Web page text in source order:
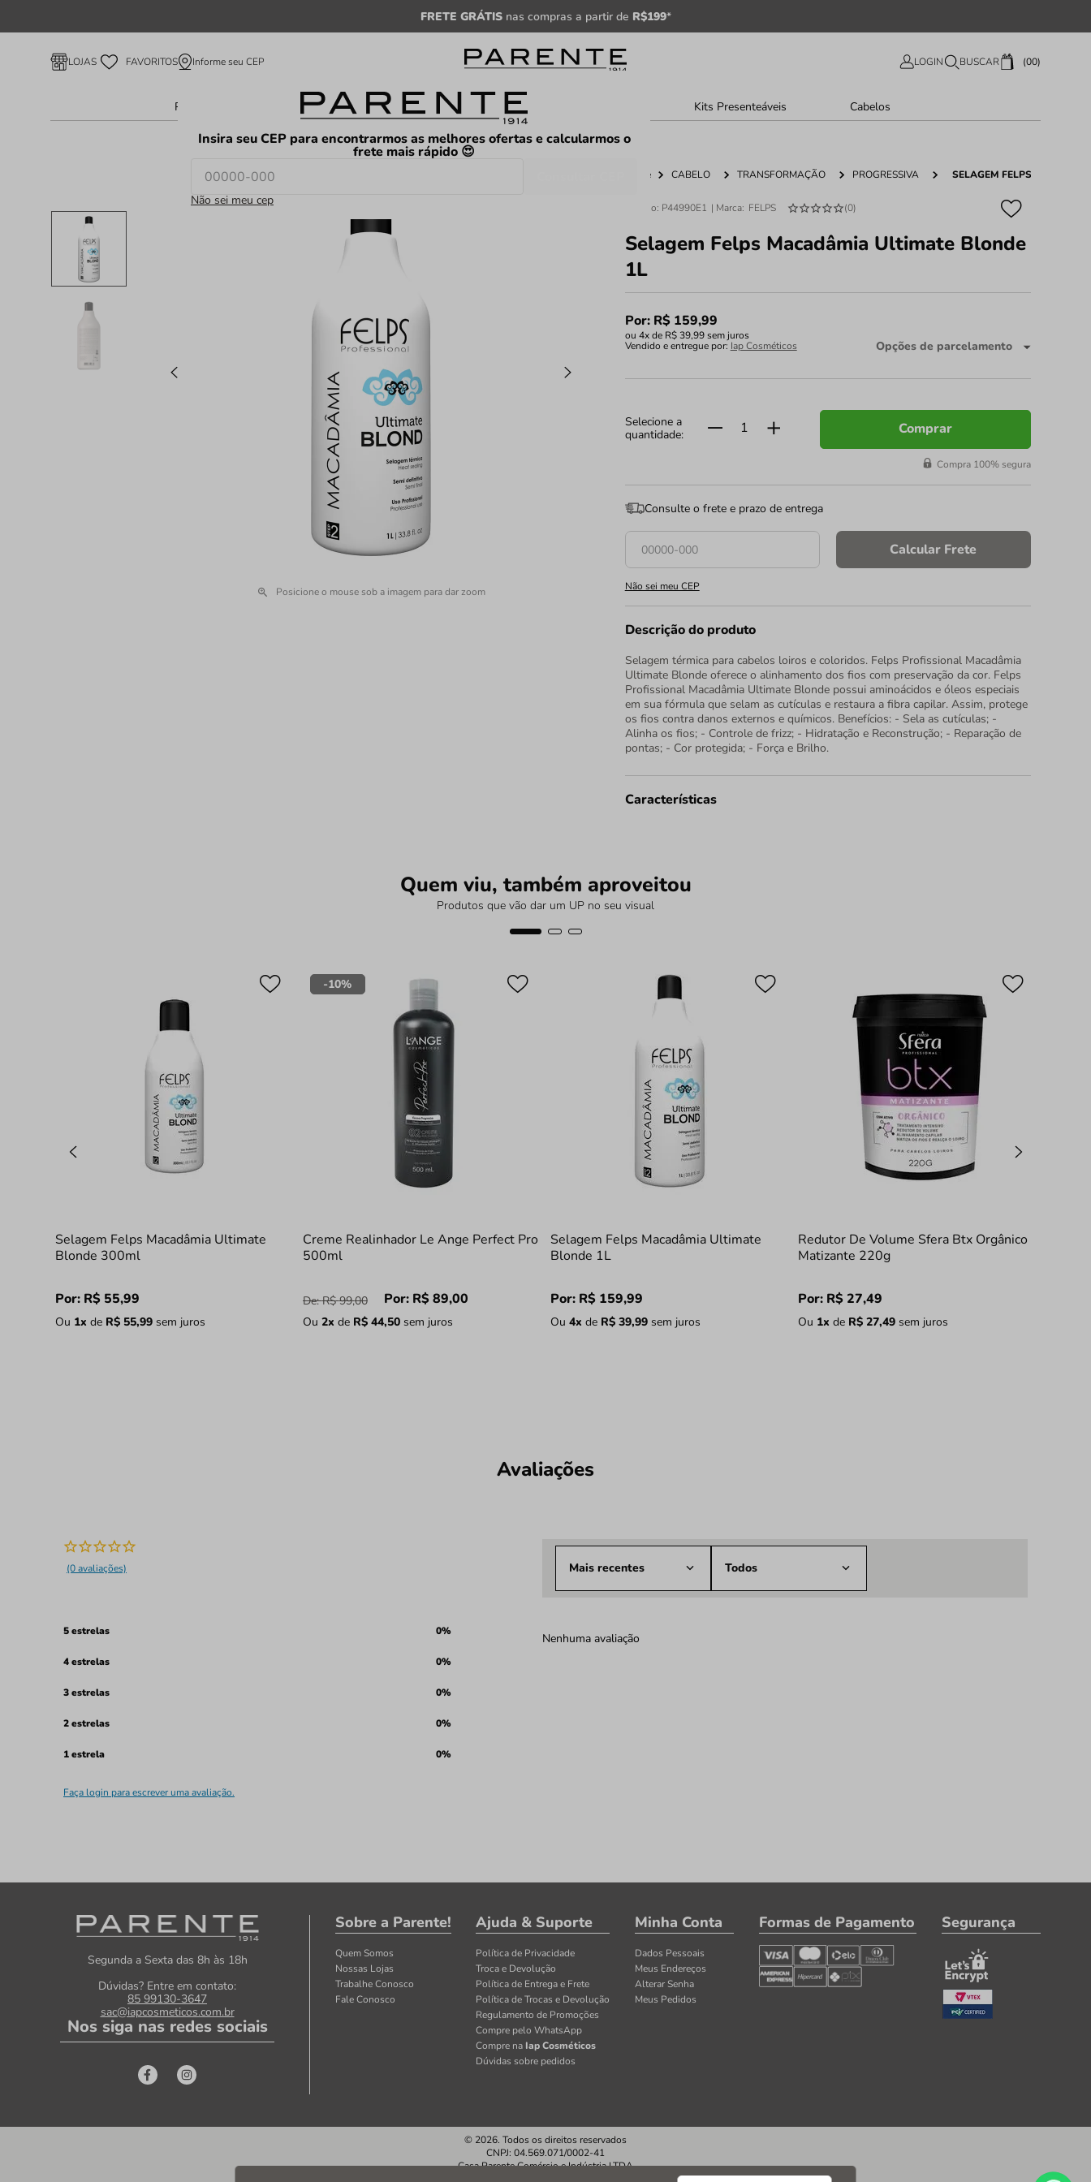
FRETE GRÁTISnas compras a partir de R$199*
LOJAS FAVORITOS Informe seu CEP
Insira seu CEP para encontrarmos as melhores ofertas e calcularmos o
frete mais rápido 😍
Não sei meu cep
LOGIN BUSCAR 00
Perfume Feminino Perfume Masculino Kits Presenteáveis Cabelos
Posicione o mouse sob a imagem para dar zoom
Home CABELO TRANSFORMAÇÃO PROGRESSIVA SELAGEM FELPS
Código: P44990E1 FELPS (0)
Selagem Felps Macadâmia Ultimate Blonde
1L
Por: R$ 159,99
ou 4x de R$ 39,99sem juros
Vendido e entregue por: Iap Cosméticos Opções de parcelamento
Comprar
Compra 100% segura
Consulte o frete e prazo de entrega
Calcular Frete
Não sei meu CEP
Descrição do produto
Selagem térmica para cabelos loiros e coloridos. Felps Profissional Macadâmia
Ultimate Blonde oferece o alinhamento dos fios com preservação da cor. Felps
Profissional Macadâmia Ultimate Blonde possui aminoácidos e óleos especiais
em sua fórmula que selam as cutículas e restaura a fibra capilar. Assim, protege
os fios contra danos externos e químicos. Benefícios: - Sela as cutículas; -
Alinha os fios; - Controle de frizz; - Hidratação e Reconstrução; - Reparação de
pontas; - Cor protegida; - Força e Brilho.
Características
Quem viu, também aproveitou
Produtos que vão dar um UP no seu visual
Selagem Felps Macadâmia Ultimate
Blonde 300ml
Por: R$ 55,99
Ou 1x de R$ 55,99sem juros
-10%
Creme Realinhador Le Ange Perfect Pro
500ml
De:R$ 99,00 Por: R$ 89,00
Ou 2x de R$ 44,50sem juros
Selagem Felps Macadâmia Ultimate
Blonde 1L
Por: R$ 159,99
Ou 4x de R$ 39,99sem juros
Redutor De Volume Sfera Btx Orgânico
Matizante 220g
Por: R$ 27,49
Ou 1x de R$ 27,49sem juros
Avaliações
(0 avaliações)
5 estrelas 0%
4 estrelas 0%
3 estrelas 0%
2 estrelas 0%
1 estrela 0%
Faça login para escrever uma avaliação.
Mais recentes Todos
Nenhuma avaliação
Segunda a Sexta das 8h às 18h
Dúvidas? Entre em contato:
85 99130-3647
sac@iapcosmeticos.com.br
Nos siga nas redes sociais
Sobre a Parente!
Quem Somos
Nossas Lojas
Trabalhe Conosco
Fale Conosco
Ajuda & Suporte
Política de Privacidade
Troca e Devolução
Política de Entrega e Frete
Política de Trocas e Devolução
Regulamento de Promoções
Compre pelo WhatsApp
Compre na Iap Cosméticos
Dúvidas sobre pedidos
Minha Conta
Dados Pessoais
Meus Endereços
Alterar Senha
Meus Pedidos
Formas de Pagamento Segurança
© 2026. Todos os direitos reservados
CNPJ: 04.569.071/0002-41
Casa Parente Comércio e Indústria LTDA